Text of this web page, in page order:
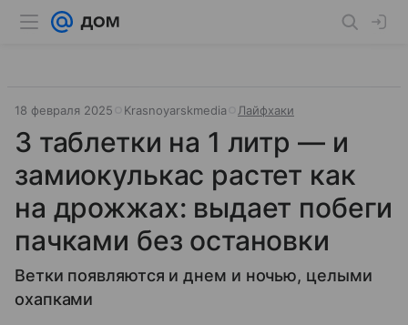
18 февраля 2025 Krasnoyarskmedia Лайфхаки
3 таблетки на 1 литр — и
замиокулькас растет как
на дрожжах: выдает побеги
пачками без остановки
Ветки появляются и днем и ночью, целыми
охапками